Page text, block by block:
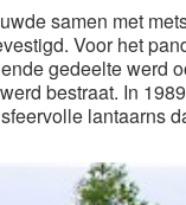
samen met
Voor het
gedeelte werd
bestraat. In
lantaarns